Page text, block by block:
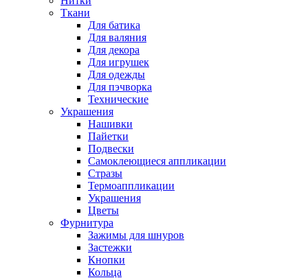
Ткани
Для батика
Для валяния
Для декора
Для игрушек
Для одежды
Для пэчворка
Технические
Украшения
Нашивки
Пайетки
Подвески
Самоклеющиеся аппликации
Стразы
Термоаппликации
Украшения
Цветы
Фурнитура
Зажимы для шнуров
Застежки
Кнопки
Кольца